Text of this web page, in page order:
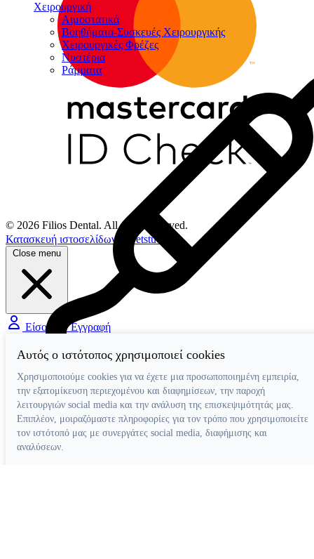
Χειρουργική
Αιμοστατικά
Βοηθήματα-Συσκευές Χειρουργικής
Χειρουργικές Φρέζες
Νυστέρια
Ράµµατα
Διάφορα Βοηθήματα
© 2026 Filios Dental. All rights reserved.
Κατασκευή ιστοσελίδων
Netstudio
Close menu
Είσοδος / Εγγραφή
Αυτός ο ιστότοπος χρησιμοποιεί cookies
Χρησιμοποιούμε cookies για να έχετε μια προσωποποιημένη εμπειρία,
την εξατομίκευση περιεχομένου και διαφημίσεων, την παροχή
λειτουργιών social media και την ανάλυση της επισκεψιμότητάς μας.
Επιπλέον, μοιραζόμαστε πληροφορίες για τον τρόπο που χρησιμοποιείτε
τον ιστότοπό μας με συνεργάτες social media, διαφήμισης και
αναλύσεων.